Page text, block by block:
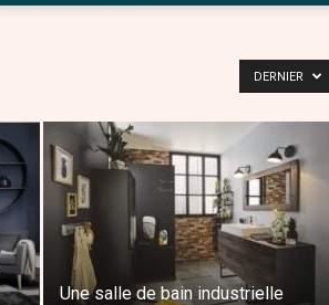
DERNIER
Une salle de bain industrielle